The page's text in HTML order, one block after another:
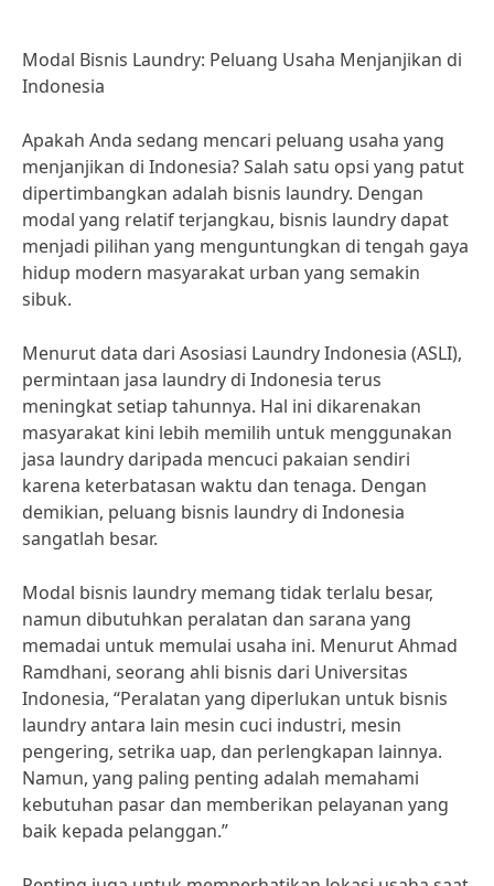
Modal Bisnis Laundry: Peluang Usaha Menjanjikan di
Indonesia
Apakah Anda sedang mencari peluang usaha yang
menjanjikan di Indonesia? Salah satu opsi yang patut
dipertimbangkan adalah bisnis laundry. Dengan
modal yang relatif terjangkau, bisnis laundry dapat
menjadi pilihan yang menguntungkan di tengah gaya
hidup modern masyarakat urban yang semakin
sibuk.
Menurut data dari Asosiasi Laundry Indonesia (ASLI),
permintaan jasa laundry di Indonesia terus
meningkat setiap tahunnya. Hal ini dikarenakan
masyarakat kini lebih memilih untuk menggunakan
jasa laundry daripada mencuci pakaian sendiri
karena keterbatasan waktu dan tenaga. Dengan
demikian, peluang bisnis laundry di Indonesia
sangatlah besar.
Modal bisnis laundry memang tidak terlalu besar,
namun dibutuhkan peralatan dan sarana yang
memadai untuk memulai usaha ini. Menurut Ahmad
Ramdhani, seorang ahli bisnis dari Universitas
Indonesia, “Peralatan yang diperlukan untuk bisnis
laundry antara lain mesin cuci industri, mesin
pengering, setrika uap, dan perlengkapan lainnya.
Namun, yang paling penting adalah memahami
kebutuhan pasar dan memberikan pelayanan yang
baik kepada pelanggan.”